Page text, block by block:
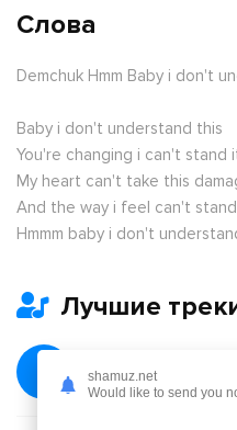
Слова
Demchuk Hmm Baby i don't
Baby i don't understand this
You're changing i can't stand
My heart can't take this
And the way i feel can't
Hmmm baby i don't
Лучшие
Никита Киоссе,
shamuz.net
Would like to send you